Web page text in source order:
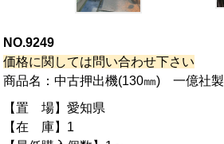
NO.9249
価格に関しては問い合わせ下さい
商品名：中古押出機(130㎜) 一億社製
【置 場】愛知県
【在 庫】1